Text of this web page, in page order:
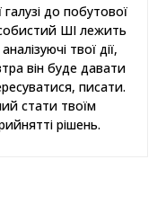
галузі до побутової
ШІ лежить
твої дії,
він буде давати
писати.
стати твоїм
рішень.